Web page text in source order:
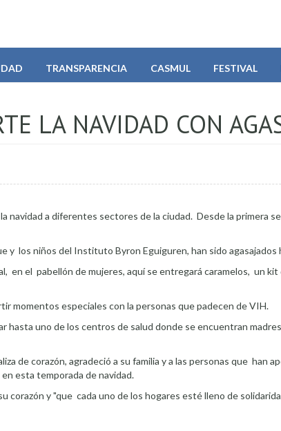
TRANSPARENCIA CASMUL FESTIVAL
LA NAVIDAD CON
navidad a diferentes sectores de la ciudad. Desde la primera
y los niños del Instituto Byron Eguiguren, han sido agasajados
en el pabellón de mujeres, aquí se entregará caramelos, un
momentos especiales con la personas que padecen de VIH.
hasta uno de los centros de salud donde se encuentran
de corazón, agradeció a su familia y a las personas que han
esta temporada de navidad.
y "que cada uno de los hogares esté lleno de